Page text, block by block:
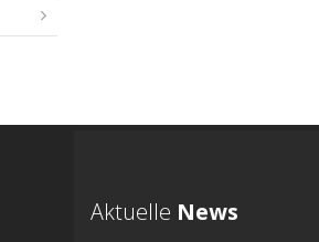
Aktuelle News